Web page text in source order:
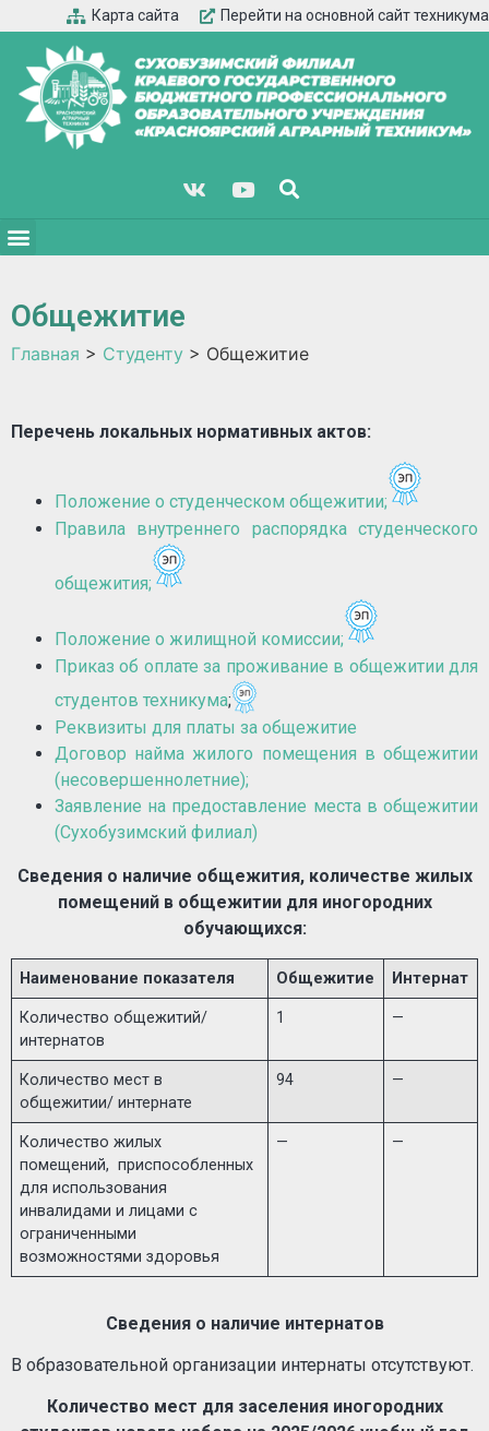
Карта сайта Перейти на основной сайт техникума
Общежитие
Главная > Студенту > Общежитие
Перечень локальных нормативных актов:
Положение о студенческом общежитии;
Правила внутреннего распорядка студенческого
общежития;
Положение о жилищной комиссии;
Приказ об оплате за проживание в общежитии для
студентов техникума;
Реквизиты для платы за общежитие
Договор найма жилого помещения в общежитии
(несовершеннолетние);
Заявление на предоставление места в общежитии
(Сухобузимский филиал)
Сведения о наличие общежития, количестве жилых
помещений в общежитии для иногородних
обучающихся:
Наименование показателя Общежитие Интернат
Количество общежитий/
интернатов
1 —
Количество мест в
общежитии/ интернате
94 —
Количество жилых
помещений, приспособленных
для использования
инвалидами и лицами с
ограниченными
возможностями здоровья
— —
Сведения о наличие интернатов
В образовательной организации интернаты отсутствуют.
Количество мест для заселения иногородних